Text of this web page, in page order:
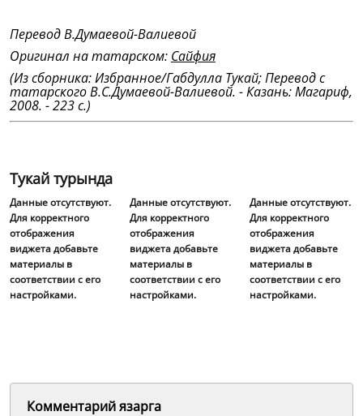
Перевод В.Думаевой-Валиевой
Оригинал на татарском: Сайфия
(Из сборника: Избранное/Габдулла Тукай; Перевод с
татарского В.С.Думаевой-Валиевой. - Казань: Магариф,
2008. - 223 с.)
Тукай турында
Данные отсутствуют.
Для корректного
отображения
виджета добавьте
материалы в
соответствии с его
настройками.
Данные отсутствуют.
Для корректного
отображения
виджета добавьте
материалы в
соответствии с его
настройками.
Данные отсутствуют.
Для корректного
отображения
виджета добавьте
материалы в
соответствии с его
настройками.
Комментарий язарга